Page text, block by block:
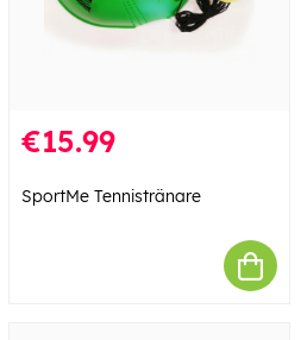
€15.99
SportMe Tennistränare